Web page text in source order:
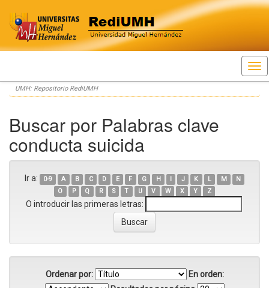
Skip
navigation
UMH: Repositorio RediUMH
Buscar por Palabras clave
conducta suicida
Ir a: 0-9 A B C D E F G H I J K L M
N
O
P Q R S T U V W X Y Z
O introducir las primeras letras:
Ordenar por:
En orden: